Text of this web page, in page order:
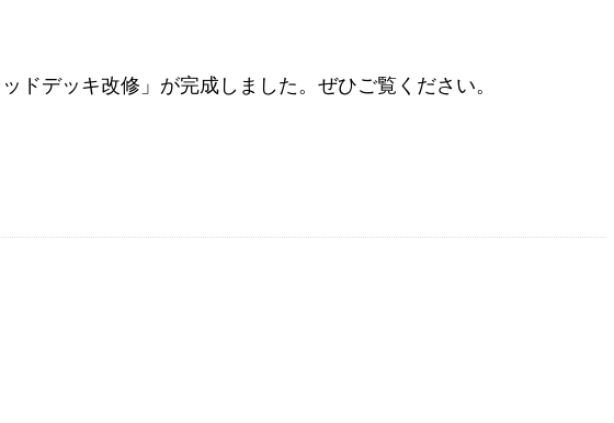
ドデッキ改修」が完成しました。ぜひご覧ください。